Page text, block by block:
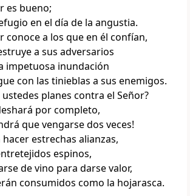
es bueno;
en el día de la angustia.
conoce a los que en él confían,
a sus adversarios
impetuosa inundación
con las tinieblas a sus enemigos.
ustedes planes contra el Señor?
por completo,
que vengarse dos veces!
estrechas alianzas,
espinos,
de vino para darse valor,
consumidos como la hojarasca.